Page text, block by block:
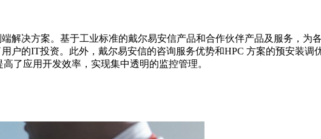
解决方案。基于工业标准的戴尔易安信产品和合作伙伴产品及服务，为
户的IT投资。此外，戴尔易安信的咨询服务优势和HPC 方案的预安装调
了应用开发效率，实现集中透明的监控管理。